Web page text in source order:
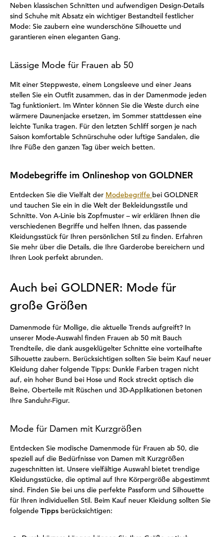
Neben klassischen Schnitten und aufwendigen Design-Details
sind Schuhe mit Absatz ein wichtiger Bestandteil festlicher
Mode: Sie zaubern eine wunderschöne Silhouette und
garantieren einen eleganten Gang.
Lässige Mode für Frauen ab 50
Mit einer Steppweste, einem Longsleeve und einer Jeans
stellen Sie ein Outfit zusammen, das in der Damenmode jeden
Tag funktioniert. Im Winter können Sie die Weste durch eine
wärmere Daunenjacke ersetzen, im Sommer stattdessen eine
leichte Tunika tragen. Für den letzten Schliff sorgen je nach
Saison komfortable Schnürschuhe oder luftige Sandalen, die
Ihre Füße den ganzen Tag über weich betten.
Modebegriffe im Onlineshop von GOLDNER
Entdecken Sie die Vielfalt der Modebegriffe bei GOLDNER
und tauchen Sie ein in die Welt der Bekleidungsstile und
Schnitte. Von A-Linie bis Zopfmuster – wir erklären Ihnen die
verschiedenen Begriffe und helfen Ihnen, das passende
Kleidungsstück für Ihren persönlichen Stil zu finden. Erfahren
Sie mehr über die Details, die Ihre Garderobe bereichern und
Ihren Look perfekt abrunden.
Auch bei GOLDNER: Mode für
große Größen
Damenmode für Mollige, die aktuelle Trends aufgreift? In
unserer Mode-Auswahl finden Frauen ab 50 mit Bauch
Trendteile, die dank ausgeklügelter Schnitte eine vorteilhafte
Silhouette zaubern. Berücksichtigen sollten Sie beim Kauf neuer
Kleidung daher folgende Tipps: Dunkle Farben tragen nicht
auf, ein hoher Bund bei Hose und Rock streckt optisch die
Beine, Oberteile mit Rüschen und 3D-Applikationen betonen
Ihre Sanduhr-Figur.
Mode für Damen mit Kurzgrößen
Entdecken Sie modische Damenmode für Frauen ab 50, die
speziell auf die Bedürfnisse von Damen mit Kurzgrößen
zugeschnitten ist. Unsere vielfältige Auswahl bietet trendige
Kleidungsstücke, die optimal auf Ihre Körpergröße abgestimmt
sind. Finden Sie bei uns die perfekte Passform und Silhouette
für Ihren individuellen Stil. Beim Kauf neuer Kleidung sollten Sie
folgende Tipps berücksichtigen: